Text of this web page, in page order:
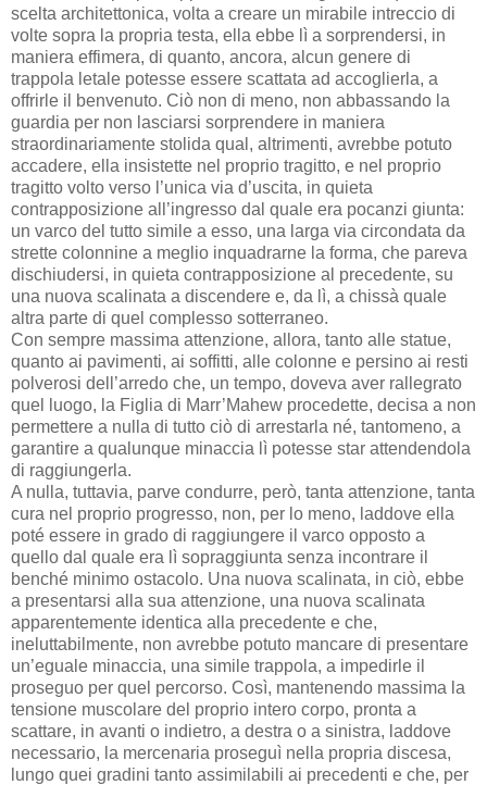
scelta architettonica, volta a creare un mirabile intreccio di
volte sopra la propria testa, ella ebbe lì a sorprendersi, in
maniera effimera, di quanto, ancora, alcun genere di
trappola letale potesse essere scattata ad accoglierla, a
offrirle il benvenuto. Ciò non di meno, non abbassando la
guardia per non lasciarsi sorprendere in maniera
straordinariamente stolida qual, altrimenti, avrebbe potuto
accadere, ella insistette nel proprio tragitto, e nel proprio
tragitto volto verso l’unica via d’uscita, in quieta
contrapposizione all’ingresso dal quale era pocanzi giunta:
un varco del tutto simile a esso, una larga via circondata da
strette colonnine a meglio inquadrarne la forma, che pareva
dischiudersi, in quieta contrapposizione al precedente, su
una nuova scalinata a discendere e, da lì, a chissà quale
altra parte di quel complesso sotterraneo.
Con sempre massima attenzione, allora, tanto alle statue,
quanto ai pavimenti, ai soffitti, alle colonne e persino ai resti
polverosi dell’arredo che, un tempo, doveva aver rallegrato
quel luogo, la Figlia di Marr’Mahew procedette, decisa a non
permettere a nulla di tutto ciò di arrestarla né, tantomeno, a
garantire a qualunque minaccia lì potesse star attendendola
di raggiungerla.
A nulla, tuttavia, parve condurre, però, tanta attenzione, tanta
cura nel proprio progresso, non, per lo meno, laddove ella
poté essere in grado di raggiungere il varco opposto a
quello dal quale era lì sopraggiunta senza incontrare il
benché minimo ostacolo. Una nuova scalinata, in ciò, ebbe
a presentarsi alla sua attenzione, una nuova scalinata
apparentemente identica alla precedente e che,
ineluttabilmente, non avrebbe potuto mancare di presentare
un’eguale minaccia, una simile trappola, a impedirle il
proseguo per quel percorso. Così, mantenendo massima la
tensione muscolare del proprio intero corpo, pronta a
scattare, in avanti o indietro, a destra o a sinistra, laddove
necessario, la mercenaria proseguì nella propria discesa,
lungo quei gradini tanto assimilabili ai precedenti e che, per